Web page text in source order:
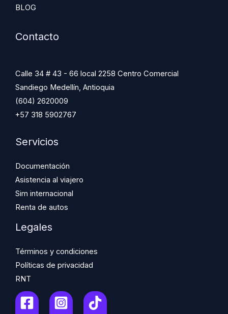
BLOG
Contacto
Calle 34 # 43 - 66 local 2258 Centro Comercial
Sandiego Medellín, Antioquia
(604) 2620009
+57 318 5902767
Servicios
Documentación
Asistencia al viajero
Sim internacional
Renta de autos
Legales
Términos y condiciones
Políticas de privacidad
RNT